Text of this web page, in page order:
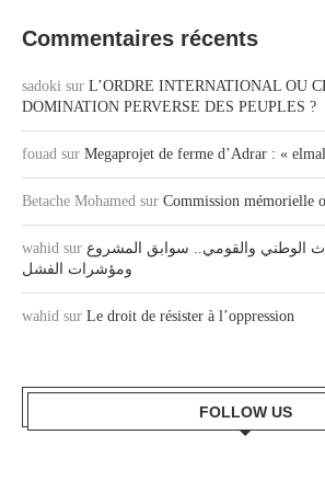
Commentaires récents
sadoki sur L’ORDRE INTERNATIONAL OU
DOMINATION PERVERSE DES PEUPLES ?
fouad sur Megaprojet de ferme d’Adrar : «
Betache Mohamed sur Commission mémorielle
wahid sur الوطني والقومي.. سوابق المشروع
ومؤشرات الفشل
wahid sur Le droit de résister à l’oppression
FOLLOW US